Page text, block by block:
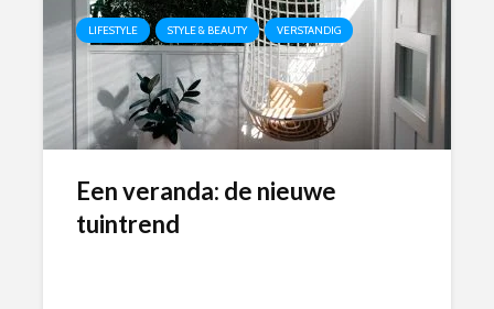
LIFESTYLE STYLE & BEAUTY VERSTANDIG
Een veranda: de nieuwe
tuintrend